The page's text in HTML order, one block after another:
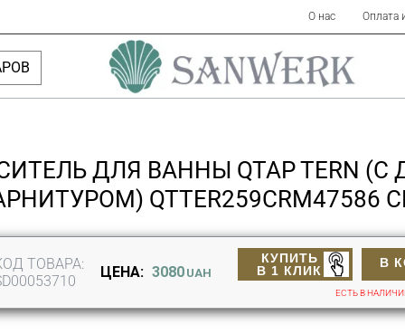
О нас Оплата
ДЛЯ ВАННЫ QTAP TERN
QTTER259CRM47586
ТОВАРА:
ЦЕНА: 3080 UAH
В
КУПИТЬ
В 1 КЛИК
ЕСТЬ В